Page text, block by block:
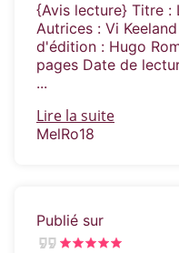
{Avis lecture} Titre :
Autrices : Vi
d'édition : Hugo
pages Date de
...
Lire la suite
MelRo18
Publié sur